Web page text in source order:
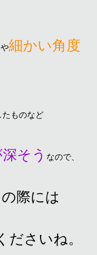
や細かい角度
たものなど
そう なので、
際には
さいね。